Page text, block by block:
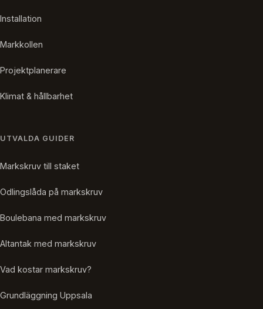
Installation
Markkollen
Projektplanerare
Klimat & hållbarhet
UTVALDA GUIDER
Markskruv till staket
Odlingslåda på markskruv
Boulebana med markskruv
Altantak med markskruv
Vad kostar markskruv?
Grundläggning Uppsala